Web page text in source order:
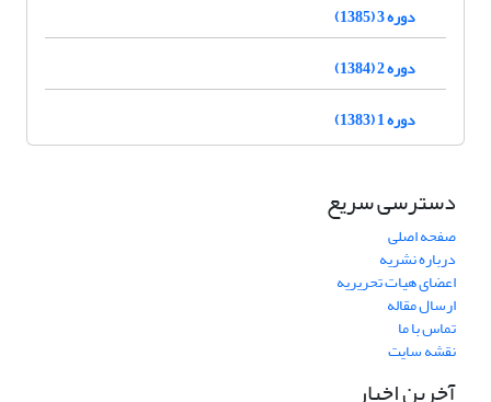
دوره 3 (1385)
دوره 2 (1384)
دوره 1 (1383)
دسترسی سریع
صفحه اصلی
درباره نشریه
اعضای هیات تحریریه
ارسال مقاله
تماس با ما
نقشه سایت
آخرین اخبار